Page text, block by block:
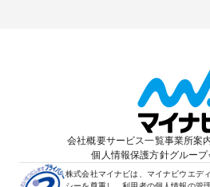
会社概要サービス一覧事業所案
個人情報保護方針グループ
株式会社マイナビは、マイナビウエデ